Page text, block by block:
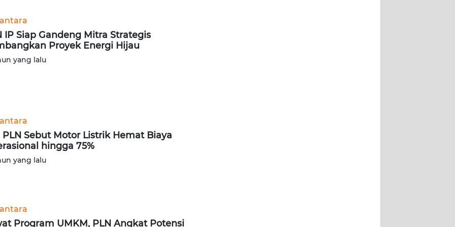
IP Siap Gandeng Mitra Strategis
Proyek Energi Hijau
yang lalu
PLN Sebut Motor Listrik Hemat Biaya
hingga 75%
yang lalu
Program UMKM, PLN Angkat Potensi